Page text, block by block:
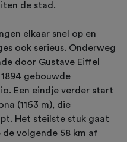
de stad.
elkaar snel op en
ook serieus. Onderweg
door Gustave Eiffel
gebouwde
Een eindje verder start
(1163 m), die
Het steilste stuk gaat
de volgende 58 km af